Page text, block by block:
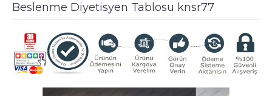
Beslenme Diyetisyen Tablosu knsr77